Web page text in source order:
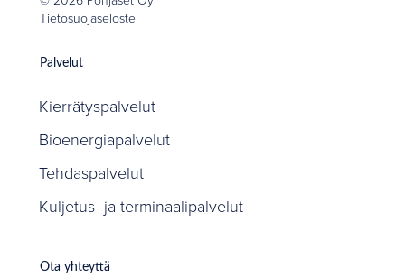
Tietosuojaseloste
Palvelut
Kierrätyspalvelut
Bioenergiapalvelut
Tehdaspalvelut
Kuljetus- ja terminaalipalvelut
Ota yhteyttä